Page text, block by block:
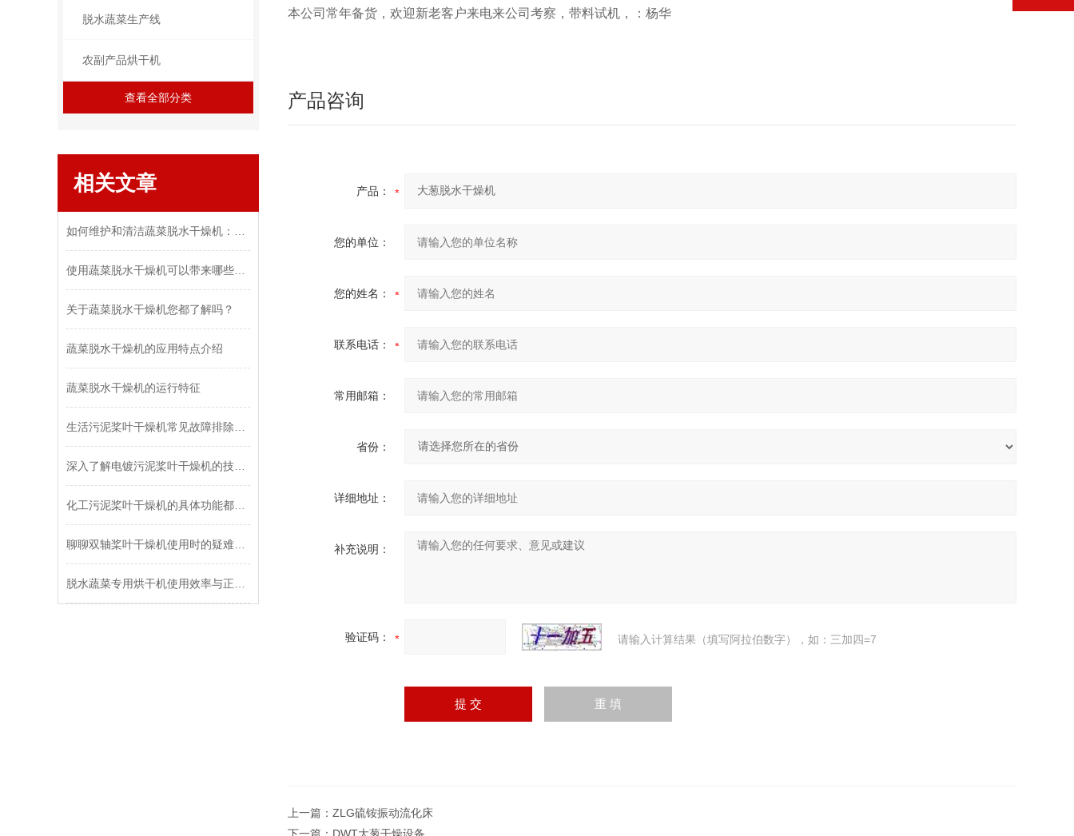
脱水蔬菜生产线
农副产品烘干机
查看全部分类
相关文章
关于蔬菜脱水干燥机您都了解吗？
蔬菜脱水干燥机的应用特点介绍
蔬菜脱水干燥机的运行特征
本公司常年备货，欢迎新老客户来电来公司考察，带料试机，：杨华
产品咨询
产品：
您的单位：
您的姓名：
联系电话：
常用邮箱：
省份：
详细地址：
补充说明：
验证码： 请输入计算结果（填写阿拉伯数字），如：三加四=7
上一篇： ZLG硫铵振动流化床